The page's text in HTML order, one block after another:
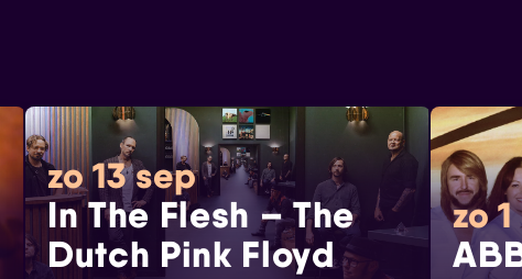
zo 13 sep
In The Flesh – The
Dutch Pink Floyd
zo